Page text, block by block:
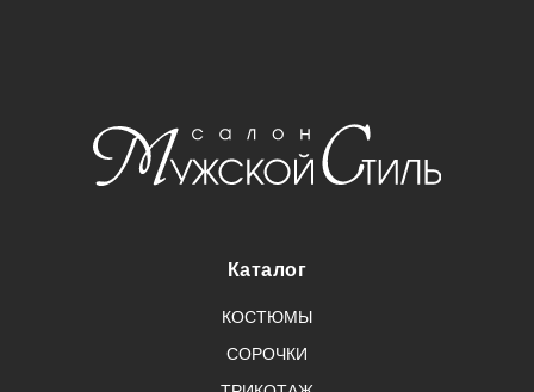
Каталог
КОСТЮМЫ
СОРОЧКИ